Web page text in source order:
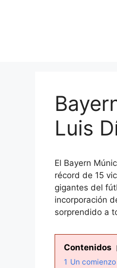
Luis
El Bayern
récord de 15
gigantes del
incorporación
sorprendido a
Contenidos
1 Un